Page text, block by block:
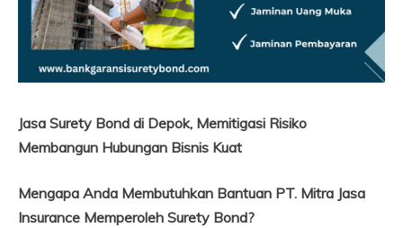
Jasa Surety Bond di Depok, Memitigasi Risiko
Membangun Hubungan Bisnis Kuat
Mengapa Anda Membutuhkan Bantuan PT. Mitra Jasa
Insurance Memperoleh Surety Bond?